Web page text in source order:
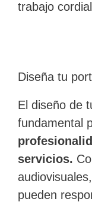
trabajo
Diseña tu
El diseño de
fundamental
servicios.
pueden